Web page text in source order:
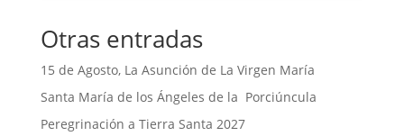
Otras entradas
15 de Agosto, La Asunción de La Virgen María
Santa María de los Ángeles de la Porciúncula
Peregrinación a Tierra Santa 2027